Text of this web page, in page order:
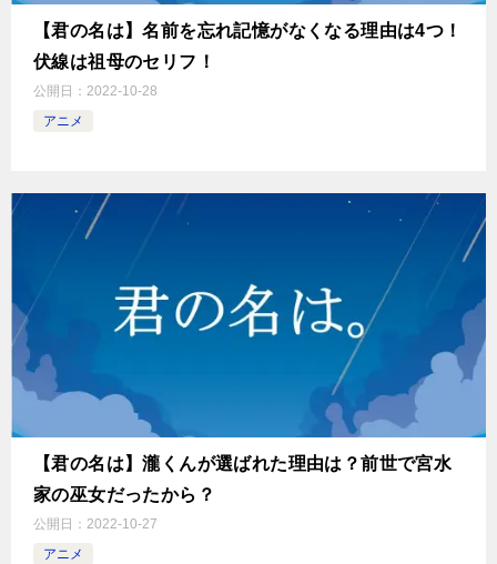
【君の名は】名前を忘れ記憶がなくなる理由は4つ！
伏線は祖母のセリフ！
公開日： 2022-10-28
アニメ
【君の名は】瀧くんが選ばれた理由は？前世で宮水
家の巫女だったから？
公開日： 2022-10-27
アニメ